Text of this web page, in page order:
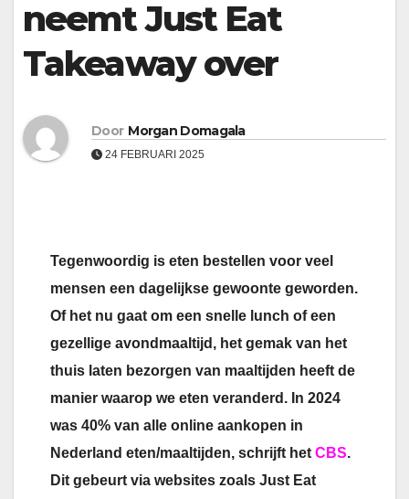
neemt Just Eat
Takeaway over
Door Morgan Domagala
24 FEBRUARI 2025
Tegenwoordig is eten bestellen voor veel
mensen een dagelijkse gewoonte geworden.
Of het nu gaat om een snelle lunch of een
gezellige avondmaaltijd, het gemak van het
thuis laten bezorgen van maaltijden heeft de
manier waarop we eten veranderd. In 2024
was 40% van alle online aankopen in
Nederland eten/maaltijden, schrijft het CBS.
Dit gebeurt via websites zoals Just Eat